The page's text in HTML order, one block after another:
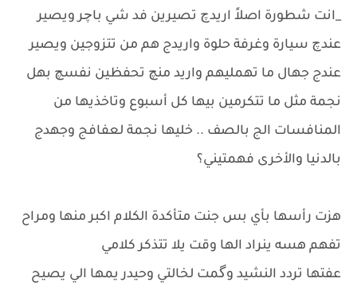
_انت شطورة اصلاً اريدچ تصيرين فد شي باچر ويصير
عندچ سيارة وغرفة حلوة واريدج هم من تتزوجين ويصير
عندج جهال ما تهمليهم واريد منچ تحفظين نفسچ بهل
نجمة مثل ما تتكرمين بيها كل أسبوع وتاخذيها من
المنافسات الج بالصف .. خليها نجمة لعفافج وجهدج
بالدنيا والأخرى فهمتيني؟
هزت رأسها بأي بس جنت متأكدة الكلام اكبر منها ومراح
تفهم هسه ينراد الها وقت يلا تتذكر كلامي
عفتها تردد النشيد وگمت لخالتي وحيدر يمها الي يصيح